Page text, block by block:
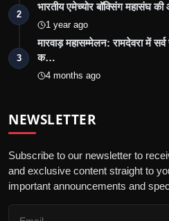
2
भारतीय एमेच्योर बॉक्सिंग महासंघ
1 year ago
3
मारवाड़ महासम्मेलन: रामदेवरा में
क…
4 months ago
NEWSLETTER
Subscribe to our newsletter to
and exclusive content straight to
important announcements and